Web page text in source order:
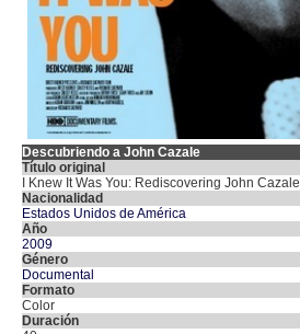
Descubriendo a John Cazale
Título original
I Knew It Was You: Rediscovering John Cazale
Nacionalidad
Estados Unidos de América
Año
2009
Género
Documental
Formato
Color
Duración